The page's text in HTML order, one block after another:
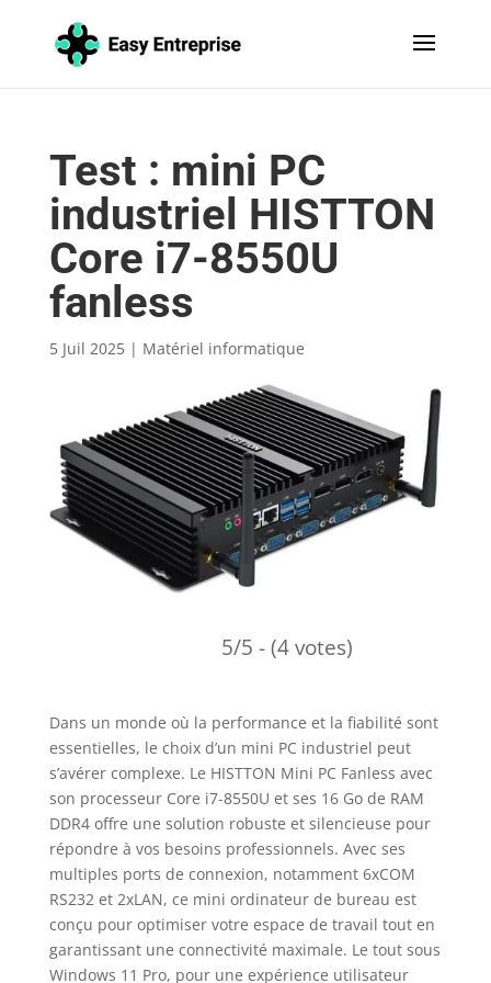
Test : mini PC
industriel HISTTON
Core i7-8550U
fanless
5 Juil 2025| Matériel informatique
5/5 - (4 votes)
Dans un monde où la performance et la fiabilité sont
essentielles, le choix d’un mini PC industriel peut
s’avérer complexe. Le HISTTON Mini PC Fanless avec
son processeur Core i7-8550U et ses 16 Go de RAM
DDR4 offre une solution robuste et silencieuse pour
répondre à vos besoins professionnels. Avec ses
multiples ports de connexion, notamment 6xCOM
RS232 et 2xLAN, ce mini ordinateur de bureau est
conçu pour optimiser votre espace de travail tout en
garantissant une connectivité maximale. Le tout sous
Windows 11 Pro, pour une expérience utilisateur